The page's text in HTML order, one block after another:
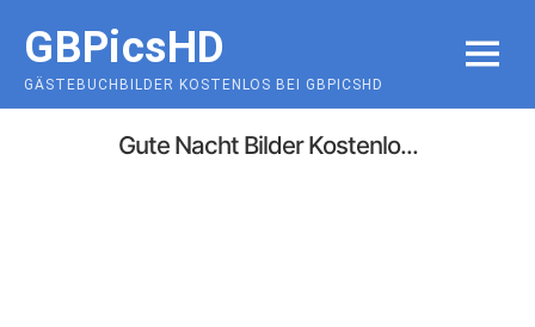
content
GBPicsHD
GÄSTEBUCHBILDER KOSTENLOS BEI GBPICSHD
MENU
Gute Nacht Bilder Kostenlo...